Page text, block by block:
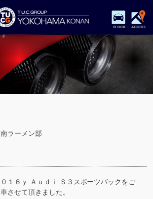
STOCK ACCESS
保証&サービス パーツリスト
店舗情報 アクセスマップ
特別作業 注文販売
ラーメン部
０１６ｙ Ａｕｄｉ Ｓ３スポーツバックをご
させて頂きました。